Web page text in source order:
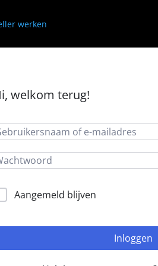
welkom terug!
Aangemeld blijven
Inloggen